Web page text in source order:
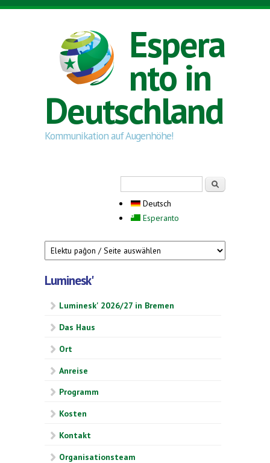
Direkt zum Inhalt
Espera
nto in
Deutschland
Kommunikation auf Augenhöhe!
Deutsch
Esperanto
Luminesk'
Luminesk' 2026/27 in Bremen
Das Haus
Ort
Anreise
Programm
Kosten
Kontakt
Organisationsteam